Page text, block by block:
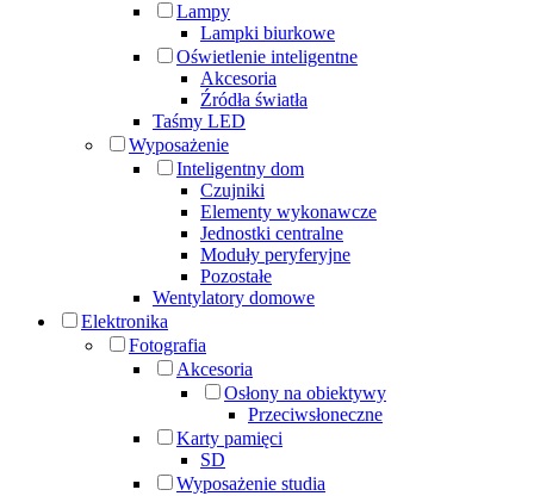
Lampy
Lampki biurkowe
Oświetlenie inteligentne
Akcesoria
Źródła światła
Taśmy LED
Wyposażenie
Inteligentny dom
Czujniki
Elementy wykonawcze
Jednostki centralne
Moduły peryferyjne
Pozostałe
Wentylatory domowe
Elektronika
Fotografia
Akcesoria
Osłony na obiektywy
Przeciwsłoneczne
Karty pamięci
SD
Wyposażenie studia